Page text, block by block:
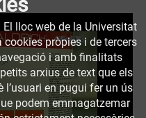
lloc web de la Universitat
pròpies i de tercers
i amb finalitats
arxius de text que els
en pugui fer un ús
podem emmagatzemar